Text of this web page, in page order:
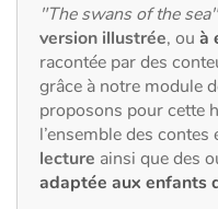
Voyage, épopée,
Autour du monde
Apprentissage
"The swans of the
version illustrée, ou à
racontée par des
grâce à notre module
proposons pour cette
l’ensemble des
lecture ainsi que des
adaptée aux enfants